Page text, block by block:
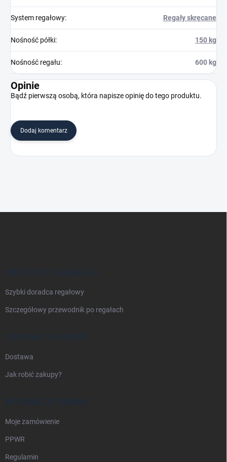
System regałowy: Regały skręcane
Nośność półki: 150 kg
Nośność regału: 600 kg
Opinie
Bądź pierwszą osobą, która napisze opinię do tego produktu.
Dodaj komentarz
WSZYSTKO O REGAŁACH
Szybki doradca regałowy
Szczegółowy przewodnik po regałach
DOSTAWA I PŁATNOŚĆ
Dostawa
Jak robić zakupy?
INFORMACJE PRAWNE
Moje zamówienie
PPWR
Regulamin